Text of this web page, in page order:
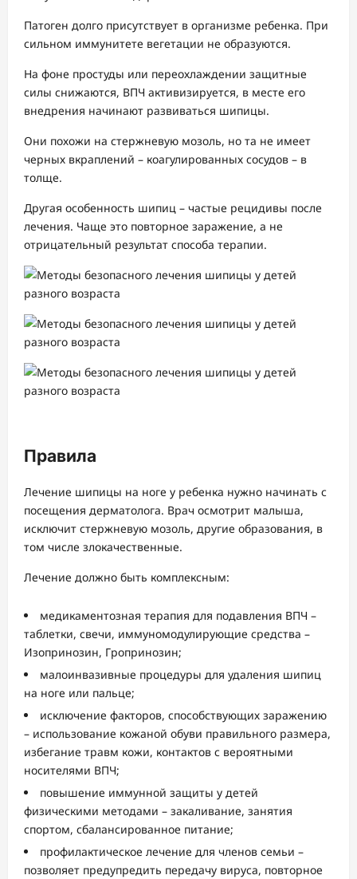
Патоген долго присутствует в организме ребенка. При
сильном иммунитете вегетации не образуются.
На фоне простуды или переохлаждении защитные
силы снижаются, ВПЧ активизируется, в месте его
внедрения начинают развиваться шипицы.
Они похожи на стержневую мозоль, но та не имеет
черных вкраплений – коагулированных сосудов – в
толще.
Другая особенность шипиц – частые рецидивы после
лечения. Чаще это повторное заражение, а не
отрицательный результат способа терапии.
Правила
Лечение шипицы на ноге у ребенка нужно начинать с
посещения дерматолога. Врач осмотрит малыша,
исключит стержневую мозоль, другие образования, в
том числе злокачественные.
Лечение должно быть комплексным:
медикаментозная терапия для подавления ВПЧ –
таблетки, свечи, иммуномодулирующие средства –
Изопринозин, Гропринозин;
малоинвазивные процедуры для удаления шипиц
на ноге или пальце;
исключение факторов, способствующих заражению
– использование кожаной обуви правильного размера,
избегание травм кожи, контактов с вероятными
носителями ВПЧ;
повышение иммунной защиты у детей
физическими методами – закаливание, занятия
спортом, сбалансированное питание;
профилактическое лечение для членов семьи –
позволяет предупредить передачу вируса, повторное